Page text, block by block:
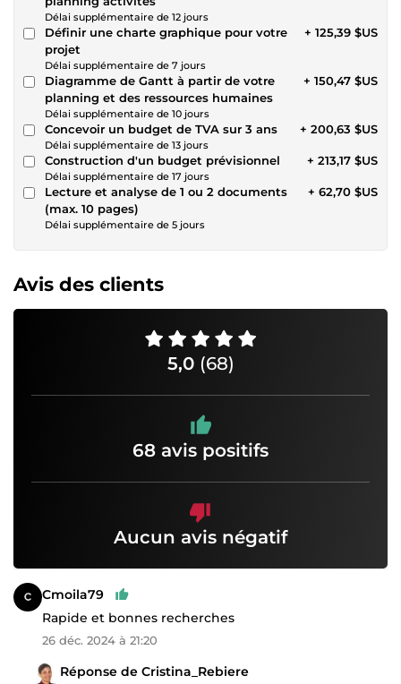
Délai supplémentaire de 12 jours
Définir une charte graphique pour votre
projet
Délai supplémentaire de 7 jours
+ 125,39 $US
Diagramme de Gantt à partir de votre
planning et des ressources humaines
Délai supplémentaire de 10 jours
+ 150,47 $US
Concevoir un budget de TVA sur 3 ans
Délai supplémentaire de 13 jours
+ 200,63 $US
Construction d'un budget prévisionnel
Délai supplémentaire de 17 jours
+ 213,17 $US
Lecture et analyse de 1 ou 2 documents
(max. 10 pages)
Délai supplémentaire de 5 jours
+ 62,70 $US
Avis des clients
5,0 (68)
68 avis positifs
Aucun avis négatif
Cmoila79
Rapide et bonnes recherches
26 déc. 2024 à 21:20
Réponse de Cristina_Rebiere